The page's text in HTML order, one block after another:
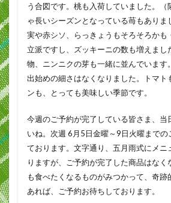
う合図です。桃も入荷していました。（
ゃ長いシーズンとなっている苺もありま
実や赤シソ、らっきょうもそろそろかも
立派ですし、ズッキーニの数も増えまし
物、ニンニクの芽も一緒に並んでいます
出始めの細さはなくなりました。トマト
ンも、とっても美味しい季節です。
今週のご予約が完了している皆さま、当
いね。次週 6月5日金曜～9日火曜までの
ております。文字通り、五月雨式にメニ
りますが、ご予約が完了した商品はなく
も食べたくなるものがみつかって、奇跡
あれば、ご予約お待ちしております。